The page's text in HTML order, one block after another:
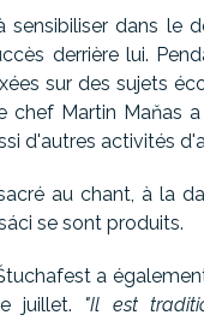
sensibiliser dans
derrière lui.
sur des sujets
chef Martin Maňas
d'autres activités
au chant, à la
se sont produits.
a
juillet. "Il est